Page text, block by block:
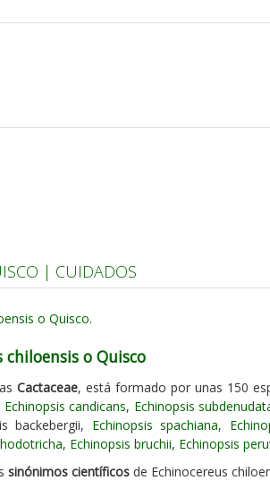
| CUIDADOS
o Quisco
Cactaceae, está formado por unas 150
Echinopsis candicans, Echinopsis
backebergii, Echinopsis spachiana,
, Echinopsis bruchii, Echinopsis
sinónimos científicos de Echinocereus